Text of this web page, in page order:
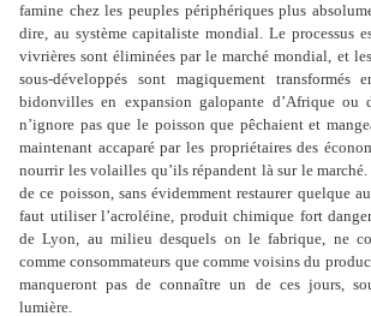
famine chez les peuples périphériques plus
dire, au système capitaliste mondial. Le processus
vivrières sont éliminées par le marché mondial, et
sous-développés sont magiquement transformés
bidonvilles en expansion galopante d’Afrique ou
n’ignore pas que le poisson que pêchaient et
maintenant accaparé par les propriétaires des
nourrir les volailles qu’ils répandent là sur le
de ce poisson, sans évidemment restaurer quelque
faut utiliser l’acroléine, produit chimique fort
de Lyon, au milieu desquels on le fabrique, ne
comme consommateurs que comme voisins du
manqueront pas de connaître un de ces jours,
lumière.